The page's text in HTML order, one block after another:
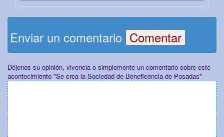
Enviar un comentario
Déjenos su opinión, vivencia o simplemente un comentario sobre este
acontecimiento "Se crea la Sociedad de Beneficencia de Posadas"